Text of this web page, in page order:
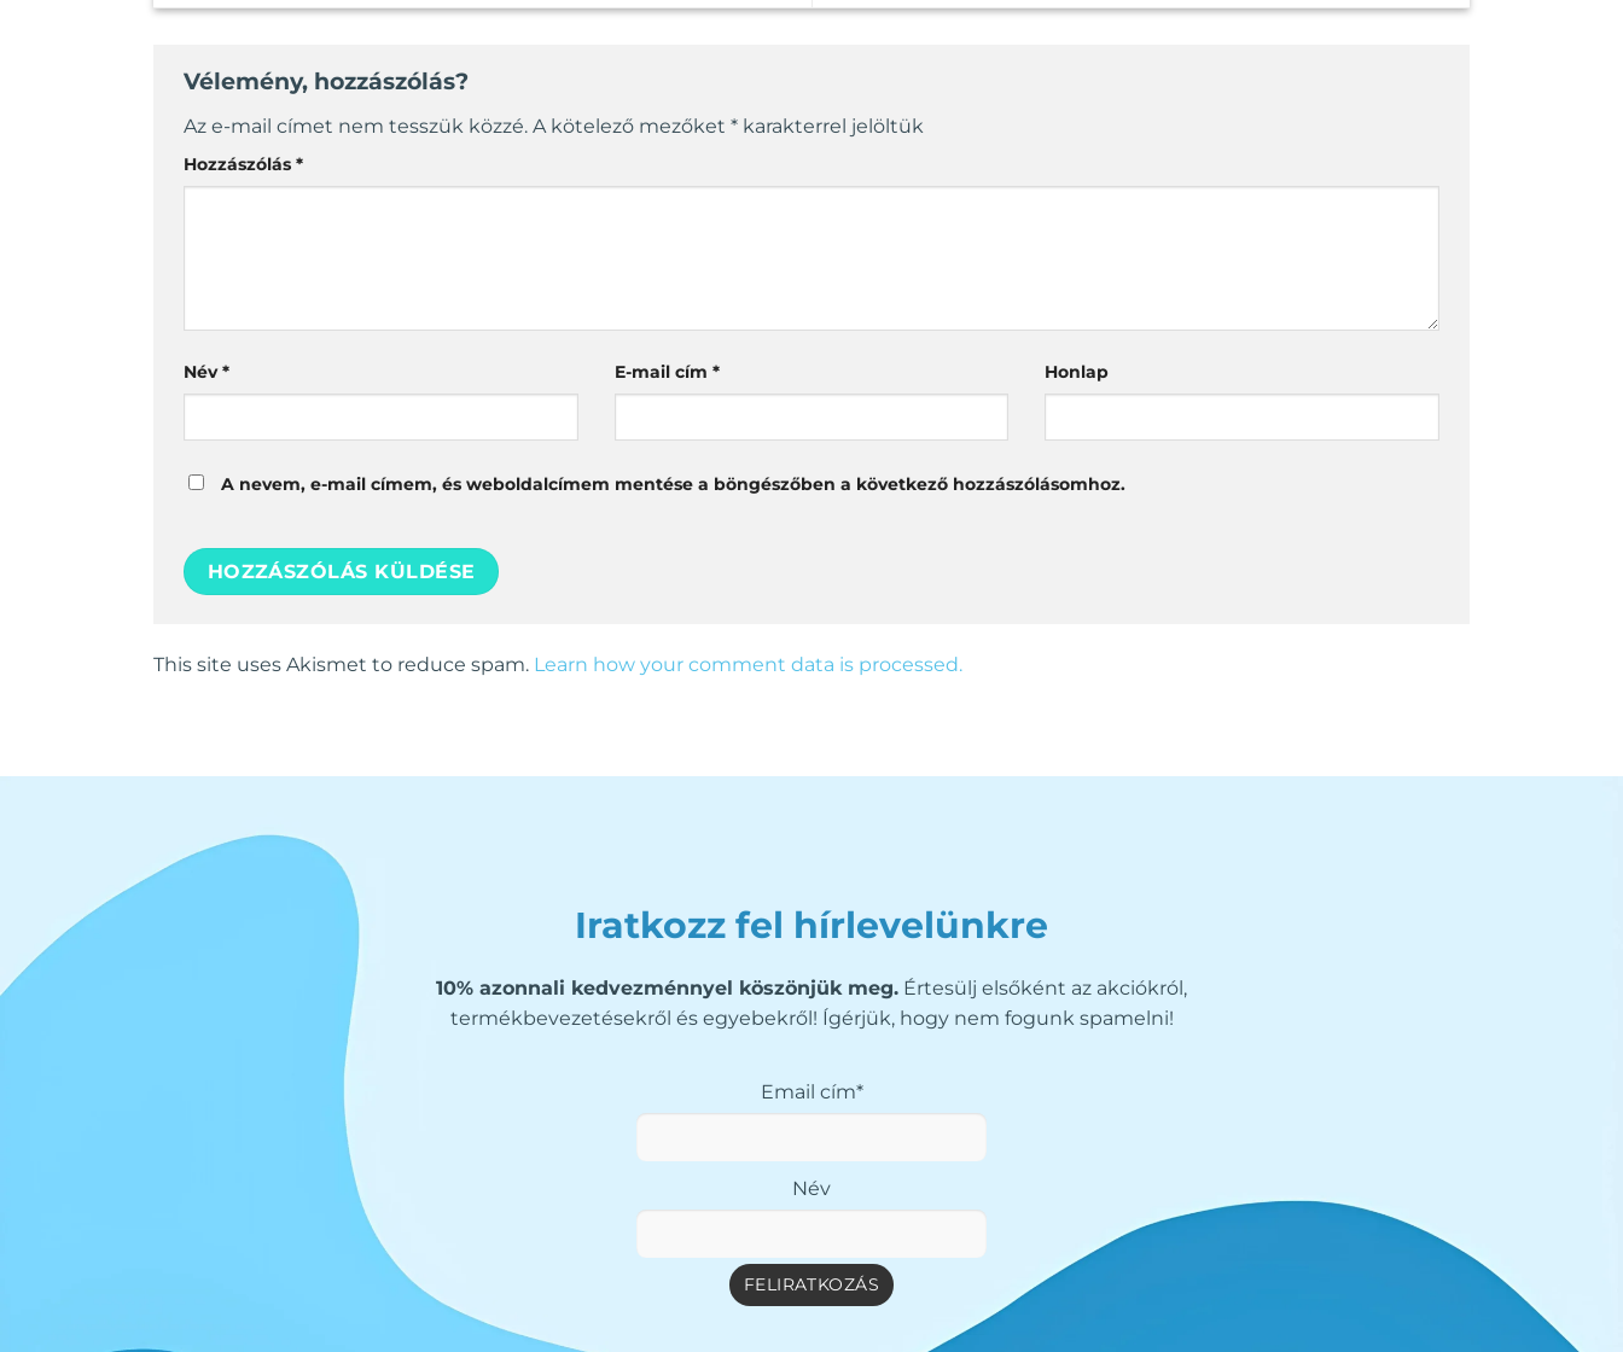
Vélemény, hozzászólás?
Az e-mail címet nem tesszük közzé. A kötelező mezőket * karakterrel jelöltük
Hozzászólás *
Név* E-mail cím * Honlap
A nevem, e-mail címem, és weboldalcímem mentése a böngészőben a következő hozzászólásomhoz.
This site uses Akismet to reduce spam. Learn how your comment data is processed.
Iratkozz fel hírlevelünkre
10% azonnali kedvezménnyel köszönjük meg. Értesülj elsőként az akciókról,
termékbevezetésekről és egyebekről! Ígérjük, hogy nem fogunk spamelni!
Email cím*
Név